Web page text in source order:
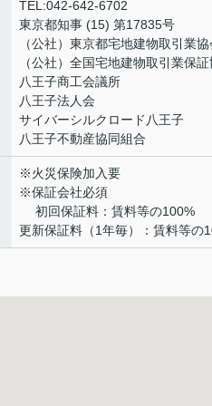
TEL:042-642-6702
東京都知事 (15) 第17835号
（公社）東京都宅地建物取引業協
（公社）全国宅地建物取引業保証
八王子商工会議所
八王子法人会
サイバーシルクロード八王子
八王子不動産協同組合
※火災保険加入要
※保証会社必須
初回保証料：賃料等の100%
更新保証料（1年毎）：賃料等の